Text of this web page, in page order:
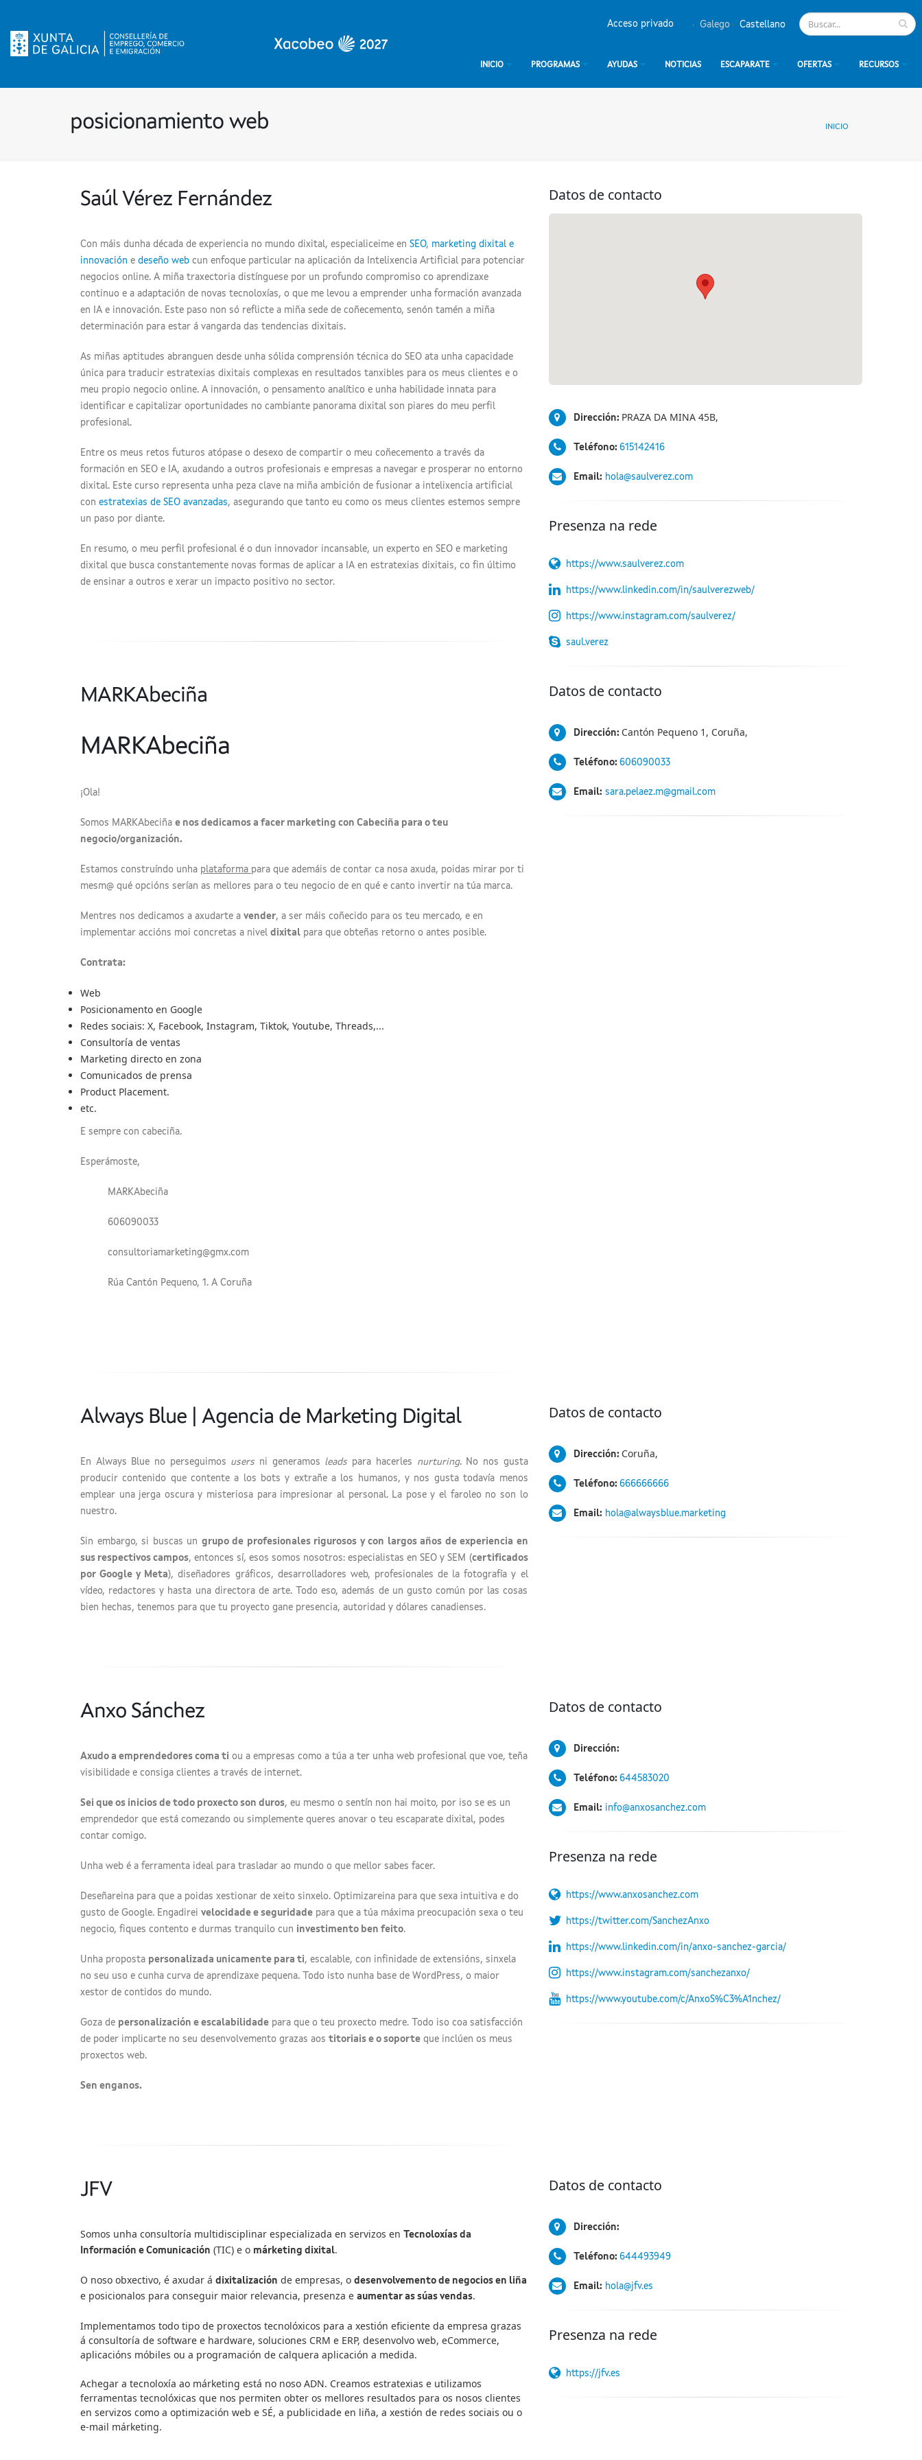
Galego Castellano
Acceso privado
INICIO PROGRAMAS AYUDAS NOTICIAS ESCAPARATE OFERTAS RECURSOS
posicionamiento web INICIO
Saúl Vérez Fernández
Con máis dunha década de experiencia no mundo dixital, especialiceime en SEO, marketing dixital e
innovación e deseño web cun enfoque particular na aplicación da Intelixencia Artificial para potenciar
negocios online. A miña traxectoria distínguese por un profundo compromiso co aprendizaxe
continuo e a adaptación de novas tecnoloxías, o que me levou a emprender unha formación avanzada
en IA e innovación. Este paso non só reflicte a miña sede de coñecemento, senón tamén a miña
determinación para estar á vangarda das tendencias dixitais.
As miñas aptitudes abranguen desde unha sólida comprensión técnica do SEO ata unha capacidade
única para traducir estratexias dixitais complexas en resultados tanxibles para os meus clientes e o
meu propio negocio online. A innovación, o pensamento analítico e unha habilidade innata para
identificar e capitalizar oportunidades no cambiante panorama dixital son piares do meu perfil
profesional.
Entre os meus retos futuros atópase o desexo de compartir o meu coñecemento a través da
formación en SEO e IA, axudando a outros profesionais e empresas a navegar e prosperar no entorno
dixital. Este curso representa unha peza clave na miña ambición de fusionar a intelixencia artificial
con estratexias de SEO avanzadas, asegurando que tanto eu como os meus clientes estemos sempre
un paso por diante.
En resumo, o meu perfil profesional é o dun innovador incansable, un experto en SEO e marketing
dixital que busca constantemente novas formas de aplicar a IA en estratexias dixitais, co fin último
de ensinar a outros e xerar un impacto positivo no sector.
Datos de contacto
Dirección: PRAZA DA MINA 45B,
Teléfono: 615142416
Email: hola@saulverez.com
Presenza na rede
https://www.saulverez.com
https://www.linkedin.com/in/saulverezweb/
https://www.instagram.com/saulverez/
saul.verez
MARKAbeciña
MARKAbeciña
¡Ola!
Somos MARKAbeciña e nos dedicamos a facer marketing con Cabeciña para o teu
negocio/organización.
Estamos construíndo unha plataforma para que ademáis de contar ca nosa axuda, poidas mirar por ti
mesm@ qué opcións serían as mellores para o teu negocio de en qué e canto invertir na túa marca.
Mentres nos dedicamos a axudarte a vender, a ser máis coñecido para os teu mercado, e en
implementar accións moi concretas a nivel dixital para que obteñas retorno o antes posible.
Contrata:
Web
Posicionamento en Google
Redes sociais: X, Facebook, Instagram, Tiktok, Youtube, Threads,...
Consultoría de ventas
Marketing directo en zona
Comunicados de prensa
Product Placement.
etc.
E sempre con cabeciña.
Esperámoste,
MARKAbeciña
606090033
consultoriamarketing@gmx.com
Rúa Cantón Pequeno, 1. A Coruña
Datos de contacto
Dirección: Cantón Pequeno 1, Coruña,
Teléfono: 606090033
Email: sara.pelaez.m@gmail.com
Always Blue | Agencia de Marketing Digital
En Always Blue no perseguimos users ni generamos leads para hacerles nurturing. No nos gusta
producir contenido que contente a los bots y extrañe a los humanos, y nos gusta todavía menos
emplear una jerga oscura y misteriosa para impresionar al personal. La pose y el faroleo no son lo
nuestro.
Sin embargo, si buscas un grupo de profesionales rigurosos y con largos años de experiencia en
sus respectivos campos, entonces sí, esos somos nosotros: especialistas en SEO y SEM (certificados
por Google y Meta), diseñadores gráficos, desarrolladores web, profesionales de la fotografía y el
vídeo, redactores y hasta una directora de arte. Todo eso, además de un gusto común por las cosas
bien hechas, tenemos para que tu proyecto gane presencia, autoridad y dólares canadienses.
Datos de contacto
Dirección: Coruña,
Teléfono: 666666666
Email: hola@alwaysblue.marketing
Anxo Sánchez
Axudo a emprendedores coma ti ou a empresas como a túa a ter unha web profesional que voe, teña
visibilidade e consiga clientes a través de internet.
Sei que os inicios de todo proxecto son duros, eu mesmo o sentín non hai moito, por iso se es un
emprendedor que está comezando ou simplemente queres anovar o teu escaparate dixital, podes
contar comigo.
Unha web é a ferramenta ideal para trasladar ao mundo o que mellor sabes facer.
Deseñareina para que a poidas xestionar de xeito sinxelo. Optimizareina para que sexa intuitiva e do
gusto de Google. Engadirei velocidade e seguridade para que a túa máxima preocupación sexa o teu
negocio, fiques contento e durmas tranquilo cun investimento ben feito.
Unha proposta personalizada unicamente para ti, escalable, con infinidade de extensións, sinxela
no seu uso e cunha curva de aprendizaxe pequena. Todo isto nunha base de WordPress, o maior
xestor de contidos do mundo.
Goza de personalización e escalabilidade para que o teu proxecto medre. Todo iso coa satisfacción
de poder implicarte no seu desenvolvemento grazas aos titoriais e o soporte que inclúen os meus
proxectos web.
Sen enganos.
Datos de contacto
Dirección:
Teléfono: 644583020
Email: info@anxosanchez.com
Presenza na rede
https://www.anxosanchez.com
https://twitter.com/SanchezAnxo
https://www.linkedin.com/in/anxo-sanchez-garcia/
https://www.instagram.com/sanchezanxo/
https://www.youtube.com/c/AnxoS%C3%A1nchez/
JFV
Somos unha consultoría multidisciplinar especializada en servizos en
Tecnoloxías da
Información e Comunicación (TIC) e o márketing dixital.
O noso obxectivo, é axudar á dixitalización de empresas, o desenvolvemento de negocios en liña
e posicionalos para conseguir maior relevancia, presenza e aumentar as súas vendas.
Implementamos todo tipo de proxectos tecnolóxicos para a xestión eficiente da empresa grazas
á consultoría de software e hardware, soluciones CRM e ERP, desenvolvo web, eCommerce,
aplicacións móbiles ou a programación de calquera aplicación a medida.
Achegar a tecnoloxía ao márketing está no noso ADN. Creamos estratexias e utilizamos
ferramentas tecnolóxicas que nos permiten obter os mellores resultados para os nosos clientes
en servizos como a optimización web e SÉ, a publicidade en liña, a xestión de redes sociais ou o
e-mail márketing.
Datos de contacto
Dirección:
Teléfono: 644493949
Email: hola@jfv.es
Presenza na rede
https://jfv.es